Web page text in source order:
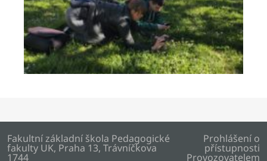
Fakultní základní škola Pedagogické
fakulty UK, Praha 13, Trávníčkova
1744
Prohlášení o
přístupnosti
Provozovatelem